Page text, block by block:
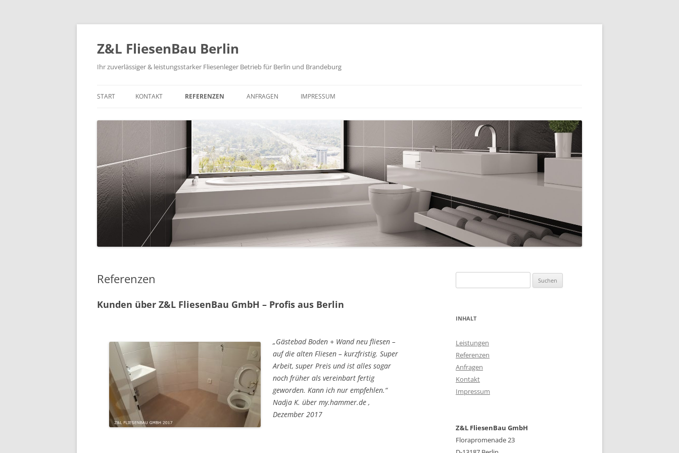
Zum
Z&L FliesenBau Berlin
Ihr zuverlässiger & leistungsstarker Fliesenleger Betrieb für Berlin und Brandeburg
START KONTAKT REFERENZEN ANFRAGEN IMPRESSUM
Referenzen
Kunden über Z&L FliesenBau GmbH – Profis aus Berlin
„Gästebad Boden + Wand neu fliesen –
auf die alten Fliesen – kurzfristig. Super
Arbeit, super Preis und ist alles sogar
noch früher als vereinbart fertig
geworden. Kann ich nur empfehlen.“
Nadja K. über my.hammer.de ,
Dezember 2017
nach:
INHALT
Leistungen
Referenzen
Anfragen
Kontakt
Impressum
Z&L FliesenBau GmbH
Florapromenade 23